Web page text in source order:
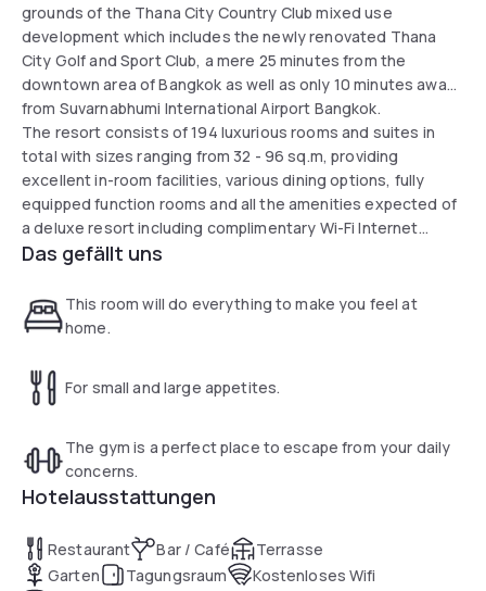
grounds of the Thana City Country Club mixed use
development which includes the newly renovated Thana
City Golf and Sport Club, a mere 25 minutes from the
downtown area of Bangkok as well as only 10 minutes away
from Suvarnabhumi International Airport Bangkok.
The resort consists of 194 luxurious rooms and suites in
total with sizes ranging from 32 - 96 sq.m, providing
excellent in-room facilities, various dining options, fully
equipped function rooms and all the amenities expected of
a deluxe resort including complimentary Wi-Fi Internet
throughout the property. Guests will be able to enjoy the
includes an international-class 18-hole golf course
designed by Greg Norman, the only one in Thailand created
Das gefällt uns
This room will do everything to make you feel at
home.
For small and large appetites.
The gym is a perfect place to escape from your daily
concerns.
Hotelausstattungen
Restaurant Bar / Café
Terrasse
Garten
Tagungsraum
Kostenloses Wifi